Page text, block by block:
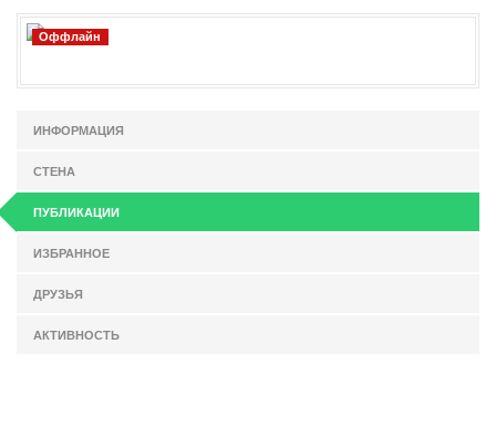
Оффлайн
ИНФОРМАЦИЯ
СТЕНА
ПУБЛИКАЦИИ
ИЗБРАННОЕ
ДРУЗЬЯ
АКТИВНОСТЬ